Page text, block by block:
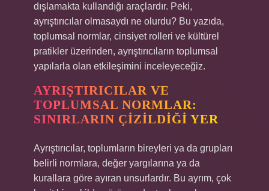
dışlamakta kullandığı araçlardır. Peki,
ayrıştırıcılar olmasaydı ne olurdu? Bu yazıda,
toplumsal normlar, cinsiyet rolleri ve kültürel
pratikler üzerinden, ayrıştırıcıların toplumsal
yapılarla olan etkileşimini inceleyeceğiz.
AYRIŞTIRICILAR VE
TOPLUMSAL NORMLAR:
SINIRLARIN ÇIZILDIĞI YER
Ayrıştırıcılar, toplumların bireyleri ya da grupları
belirli normlara, değer yargılarına ya da
kurallara göre ayıran unsurlardır. Bu ayrım, çok